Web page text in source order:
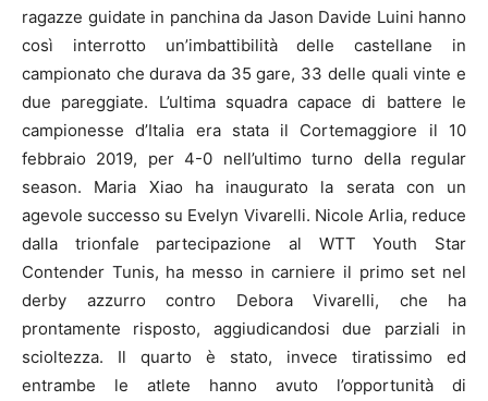
ragazze guidate in panchina da Jason Davide Luini hanno
così interrotto un’imbattibilità delle castellane in
campionato che durava da 35 gare, 33 delle quali vinte e
due pareggiate. L’ultima squadra capace di battere le
campionesse d’Italia era stata il Cortemaggiore il 10
febbraio 2019, per 4-0 nell’ultimo turno della regular
season. Maria Xiao ha inaugurato la serata con un
agevole successo su Evelyn Vivarelli. Nicole Arlia, reduce
dalla trionfale partecipazione al WTT Youth Star
Contender Tunis, ha messo in carniere il primo set nel
derby azzurro contro Debora Vivarelli, che ha
prontamente risposto, aggiudicandosi due parziali in
scioltezza. Il quarto è stato, invece tiratissimo ed
entrambe le atlete hanno avuto l’opportunità di